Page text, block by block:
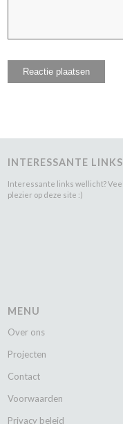
INTERESSANTE LINKS
Interessante links wellicht? Veel
plezier op deze site :)
MENU
Over ons
Projecten
Contact
Voorwaarden
Privacy beleid